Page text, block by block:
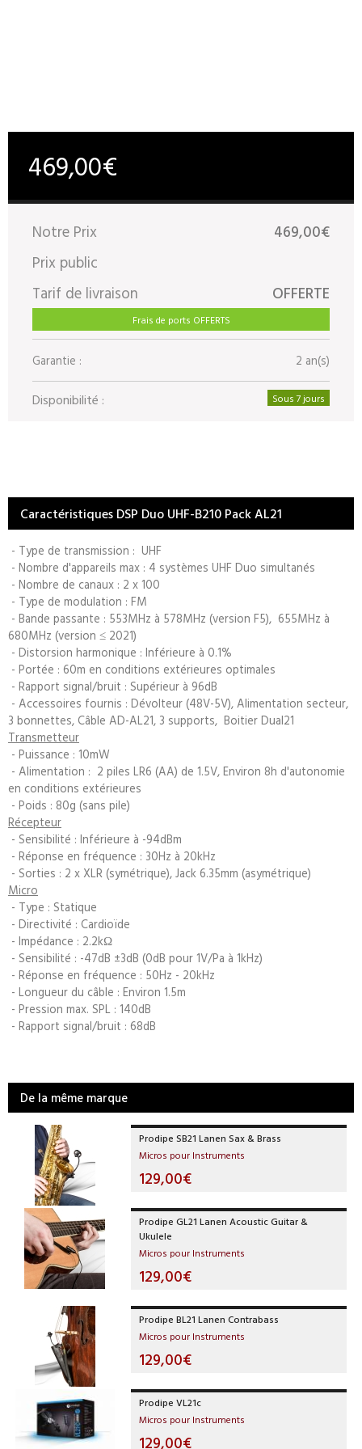
469,00€
Notre Prix
469,00€
Prix public
Tarif de livraison
OFFERTE
Frais de ports OFFERTS
Garantie : 2 an(s)
Disponibilité : Sous 7 jours
Caractéristiques DSP Duo UHF-B210 Pack AL21
- Type de transmission : UHF
- Nombre d'appareils max : 4 systèmes UHF Duo simultanés
- Nombre de canaux : 2 x 100
- Type de modulation : FM
- Bande passante : 553MHz à 578MHz (version F5), 655MHz à
680MHz (version ≤ 2021)
- Distorsion harmonique : Inférieure à 0.1%
- Portée : 60m en conditions extérieures optimales
- Rapport signal/bruit : Supérieur à 96dB
- Accessoires fournis : Dévolteur (48V-5V), Alimentation secteur,
3 bonnettes, Câble AD-AL21, 3 supports, Boitier Dual21
Transmetteur
- Puissance : 10mW
- Alimentation : 2 piles LR6 (AA) de 1.5V, Environ 8h d'autonomie
en conditions extérieures
- Poids : 80g (sans pile)
Récepteur
- Sensibilité : Inférieure à -94dBm
- Réponse en fréquence : 30Hz à 20kHz
- Sorties : 2 x XLR (symétrique), Jack 6.35mm (asymétrique)
Micro
- Type : Statique
- Directivité : Cardioïde
- Impédance : 2.2kΩ
- Sensibilité : -47dB ±3dB (0dB pour 1V/Pa à 1kHz)
- Réponse en fréquence : 50Hz - 20kHz
- Longueur du câble : Environ 1.5m
- Pression max. SPL : 140dB
- Rapport signal/bruit : 68dB
De la même marque
Prodipe SB21 Lanen Sax & Brass
Micros pour Instruments
129,00€
Prodipe GL21 Lanen Acoustic Guitar &
Ukulele
Micros pour Instruments
129,00€
Prodipe BL21 Lanen Contrabass
Micros pour Instruments
129,00€
Prodipe VL21c
Micros pour Instruments
129,00€